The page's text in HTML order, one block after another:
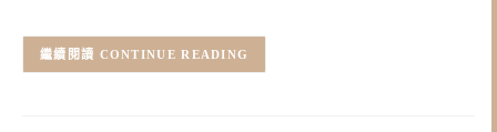
CONTINUE READING